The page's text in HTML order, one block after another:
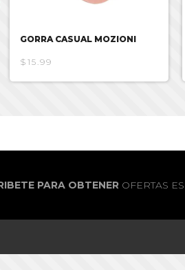
GORRA CASUAL MOZIONI
$15.99
PARA OBTENEROFERTAS